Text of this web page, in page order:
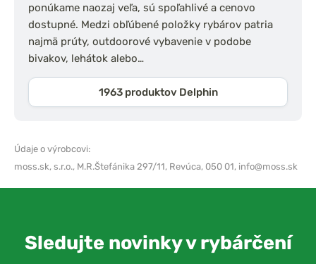
ponúkame naozaj veľa, sú spoľahlivé a cenovo
dostupné. Medzi obľúbené položky rybárov patria
najmä prúty, outdoorové vybavenie v podobe
bivakov, lehátok alebo…
1963 produktov Delphin
Údaje o výrobcovi:
moss.sk, s.r.o., M.R.Štefánika 297/11, Revúca, 050 01, info@moss.sk
Sledujte novinky v rybárčení